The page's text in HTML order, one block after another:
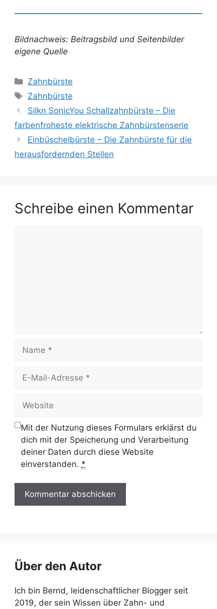
Bildnachweis: Beitragsbild und Seitenbilder
eigene Quelle
Kategorien
Zahnbürste
Schlagwörter
Zahnbürste
Silkn SonicYou Schallzahnbürste – Die
farbenfroheste elektrische Zahnbürstenserie
Einbüschelbürste – Die Zahnbürste für die
herausfordernden Stellen
Schreibe einen Kommentar
Name
Website
Mit der Nutzung dieses Formulars erklärst du
dich mit der Speicherung und Verarbeitung
deiner Daten durch diese Website
einverstanden. *
Über den Autor
Ich bin Bernd, leidenschaftlicher Blogger seit
2019, der sein Wissen über Zahn- und